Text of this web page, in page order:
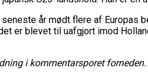
år mødt flere af
er blevet til uafgjort imod
i kommentarsporet forneden.